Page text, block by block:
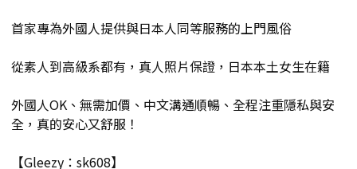
首家專為外國人提供與日本人同等服務的上門風俗
從素人到高級系都有，真人照片保證，日本本土女生在籍
外國人OK、無需加價、中文溝通順暢、全程注重隱私與安
全，真的安心又舒服！
【Gleezy：sk608】